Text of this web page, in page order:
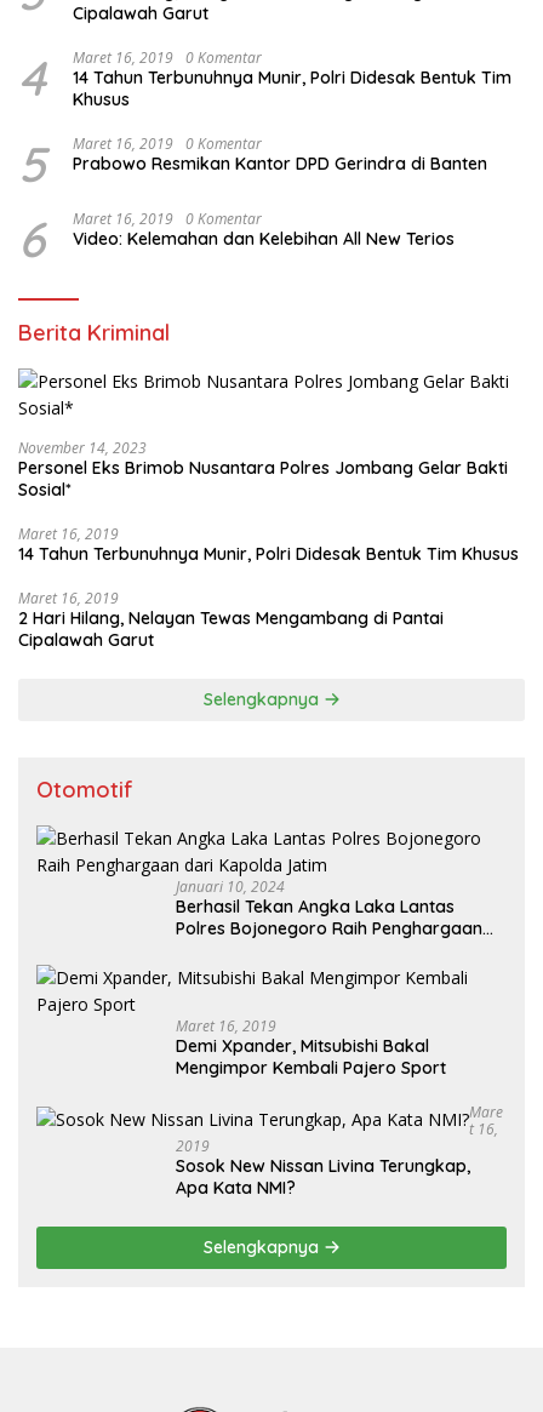
Cipalawah Garut
4 Maret 16, 2019 0 Komentar
14 Tahun Terbunuhnya Munir, Polri Didesak Bentuk Tim
Khusus
5 Maret 16, 2019 0 Komentar
Prabowo Resmikan Kantor DPD Gerindra di Banten
6 Maret 16, 2019 0 Komentar
Video: Kelemahan dan Kelebihan All New Terios
Berita Kriminal
November 14, 2023
Personel Eks Brimob Nusantara Polres Jombang Gelar Bakti
Sosial*
Maret 16, 2019
14 Tahun Terbunuhnya Munir, Polri Didesak Bentuk Tim Khusus
Maret 16, 2019
2 Hari Hilang, Nelayan Tewas Mengambang di Pantai
Cipalawah Garut
Selengkapnya
Otomotif
Januari 10, 2024
Berhasil Tekan Angka Laka Lantas
Polres Bojonegoro Raih Penghargaan
Maret 16, 2019
Demi Xpander, Mitsubishi Bakal
Mengimpor Kembali Pajero Sport
Mare
T 16,
2019
Sosok New Nissan Livina Terungkap,
Apa Kata NMI?
Selengkapnya